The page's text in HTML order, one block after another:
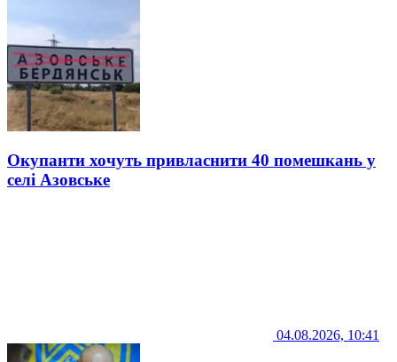
Окупанти хочуть привласнити 40 помешкань у
селі Азовське
04.08.2026, 10:41